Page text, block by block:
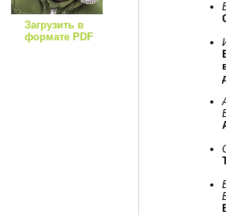
Загрузить в
формате PDF